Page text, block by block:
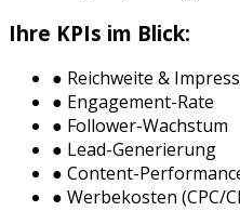
Ihre KPIs im Blick:
● Reichweite &
● Engagement-Rate
● Follower-Wachstum
● Lead-Generierung
● Content-
● Werbekosten (CPC/